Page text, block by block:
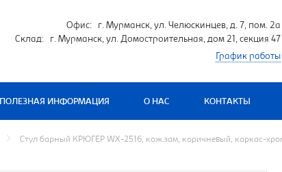
Офис: г. Мурманск, ул. Челюскинцев, д. 7, пом. 2а
Склад: г. Мурманск, ул. Домостроительная, дом 21, секция 47
График работы
ПОЛЕЗНАЯ ИНФОРМАЦИЯ О НАС КОНТАКТЫ
Стул барный КРЮГЕР WX-2516, кож.зам, коричневый, каркас-